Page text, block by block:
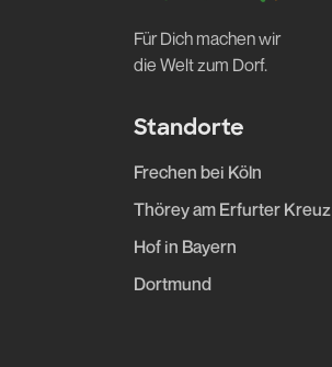
Für Dich machen wir
die Welt zum Dorf.
Standorte
Frechen bei Köln
Thörey am Erfurter Kreuz
Hof in Bayern
Dortmund